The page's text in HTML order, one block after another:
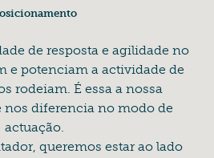
de resposta e agilidade no
e potenciam a actividade de
rodeiam. É essa a nossa
nos diferencia no modo de
actuação.
queremos estar ao lado